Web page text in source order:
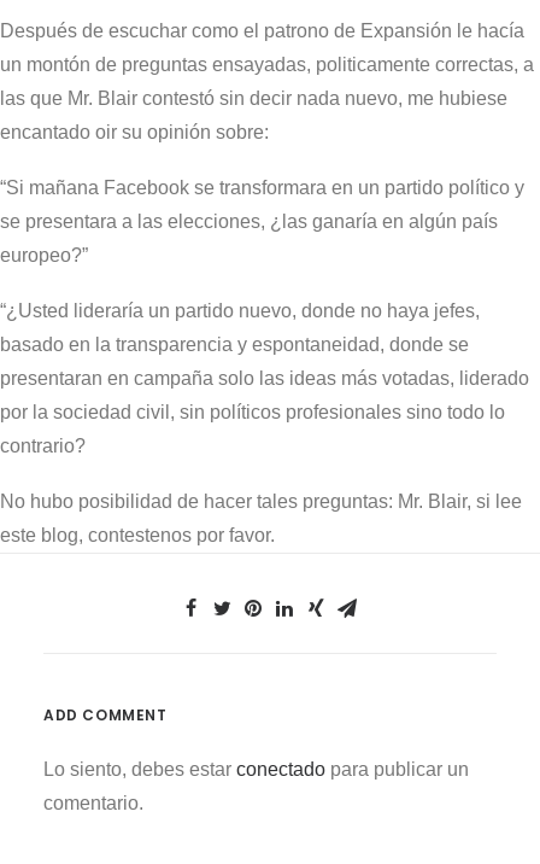
Después de escuchar como el patrono de Expansión le hacía
un montón de preguntas ensayadas, politicamente correctas, a
las que Mr. Blair contestó sin decir nada nuevo, me hubiese
encantado oir su opinión sobre:
“Si mañana Facebook se transformara en un partido político y
se presentara a las elecciones, ¿las ganaría en algún país
europeo?”
“¿Usted lideraría un partido nuevo, donde no haya jefes,
basado en la transparencia y espontaneidad, donde se
presentaran en campaña solo las ideas más votadas, liderado
por la sociedad civil, sin políticos profesionales sino todo lo
contrario?
No hubo posibilidad de hacer tales preguntas: Mr. Blair, si lee
este blog, contestenos por favor.
ADD COMMENT
Lo siento, debes estar conectado para publicar un
comentario.